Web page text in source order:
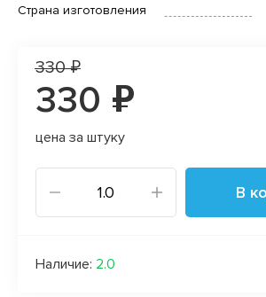
Страна изготовления
330 ₽
330 ₽
цена за штуку
В
Наличие: 2.0